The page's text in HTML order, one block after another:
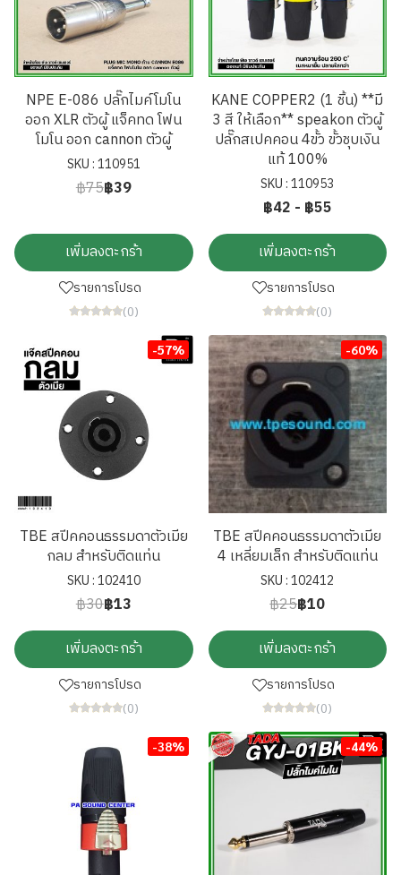
NPE E-086 ปลั๊กไมค์โมโน
ออก XLR ตัวผู้ แจ็คทด โฟน
โมโน ออก cannon ตัวผู้
SKU : 110951
฿75฿39
เพิ่มลงตะกร้า
รายการโปรด
(0)
KANE COPPER2 (1 ชิ้น) **มี
3 สี ให้เลือก** speakon ตัวผู้
ปลั๊กสเปคคอน 4ขั้ว ขั้วชุบเงิน
แท้ 100%
SKU : 110953
฿42 - ฿55
เพิ่มลงตะกร้า
รายการโปรด
(0)
-57%
TBE สปีคคอนธรรมดาตัวเมีย
กลม สำหรับติดแท่น
SKU : 102410
฿30฿13
เพิ่มลงตะกร้า
รายการโปรด
(0)
-60%
TBE สปีคคอนธรรมดาตัวเมีย
4 เหลี่ยมเล็ก สำหรับติดแท่น
SKU : 102412
฿25฿10
เพิ่มลงตะกร้า
รายการโปรด
(0)
-38% -44%